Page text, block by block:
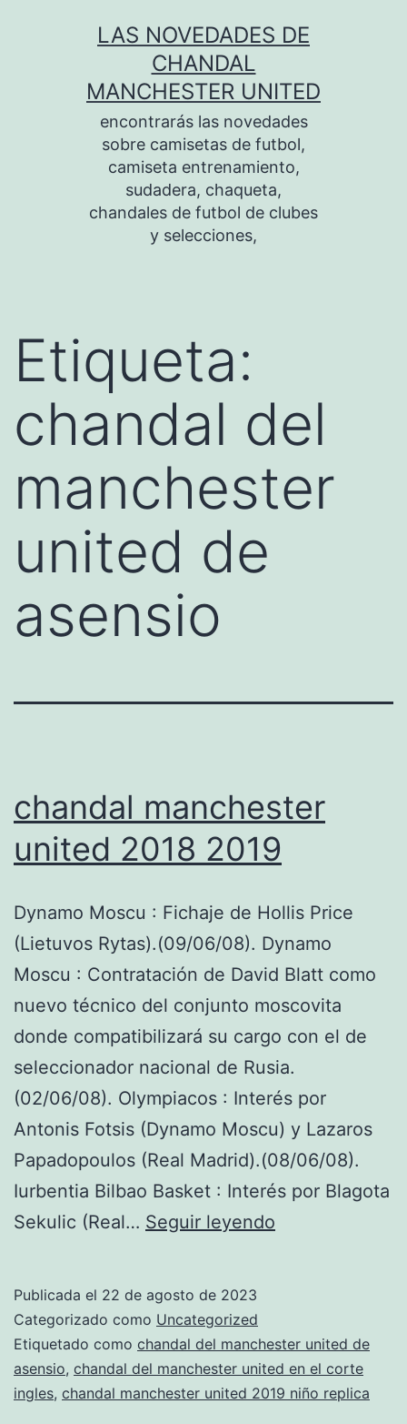
LAS NOVEDADES DE
CHANDAL
MANCHESTER UNITED
encontrarás las novedades
sobre camisetas de futbol,
camiseta entrenamiento,
sudadera, chaqueta,
chandales de futbol de clubes
y selecciones,
Etiqueta:
chandal del
manchester
united de
asensio
chandal manchester
united 2018 2019
Dynamo Moscu : Fichaje de Hollis Price
(Lietuvos Rytas).(09/06/08). Dynamo
Moscu : Contratación de David Blatt como
nuevo técnico del conjunto moscovita
donde compatibilizará su cargo con el de
seleccionador nacional de Rusia.
(02/06/08). Olympiacos : Interés por
Antonis Fotsis (Dynamo Moscu) y Lazaros
Papadopoulos (Real Madrid).(08/06/08).
Iurbentia Bilbao Basket : Interés por Blagota
Sekulic (Real… Seguir leyendo
2019
Publicada el 22 de agosto de 2023
Categorizado como Uncategorized
Etiquetado como chandal del manchester united de
asensio, chandal del manchester united en el corte
ingles, chandal manchester united 2019 niño replica